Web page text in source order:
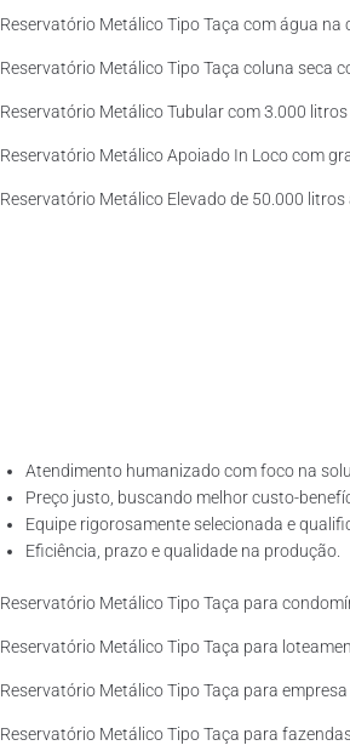
Reservatório Metálico Tipo Taça com água
Reservatório Metálico Tipo Taça coluna seca
Reservatório Metálico Tubular com 3.000
Reservatório Metálico Apoiado In Loco com
Reservatório Metálico Elevado de 50.000
Atendimento humanizado com foco na
Preço justo, buscando melhor custo-
Equipe rigorosamente selecionada e
Eficiência, prazo e qualidade na produção.
Reservatório Metálico Tipo Taça para
Reservatório Metálico Tipo Taça para
Reservatório Metálico Tipo Taça para empresa
Reservatório Metálico Tipo Taça para